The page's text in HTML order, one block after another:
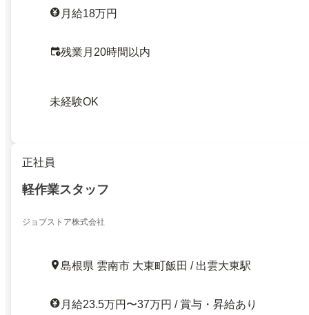
月給18万円
残業月20時間以内
未経験OK
正社員
軽作業スタッフ
ジョブストア株式会社
島根県 雲南市 大東町飯田 / 出雲大東駅
月給23.5万円〜37万円 / 賞与・昇給あり